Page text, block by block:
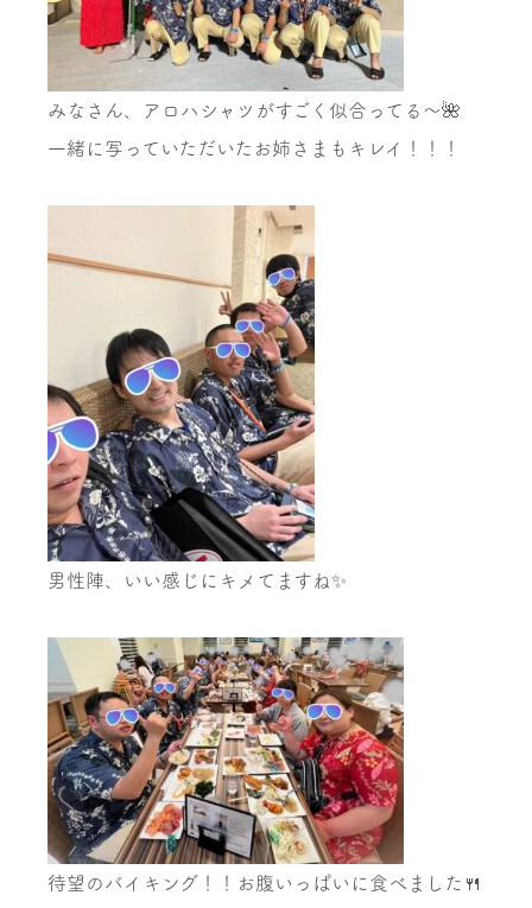
みなさん、アロハシャツがすごく似合ってる～🌺
一緒に写っていただいたお姉さまもキレイ！！！
男性陣、いい感じにキメてますね✨
待望のバイキング！！お腹いっぱいに食べました🍴